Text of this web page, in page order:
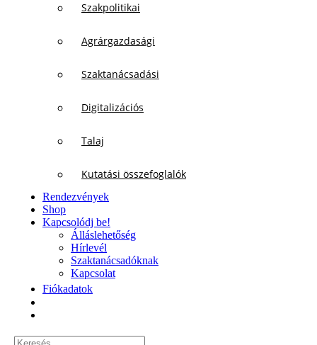
Szakpolitikai
Agrárgazdasági
Szaktanácsadási
Digitalizációs
Talaj
Kutatási összefoglalók
Rendezvények
Shop
Kapcsolódj be!
Álláslehetőség
Hírlevél
Szaktanácsadóknak
Kapcsolat
Fiókadatok
Keresés...